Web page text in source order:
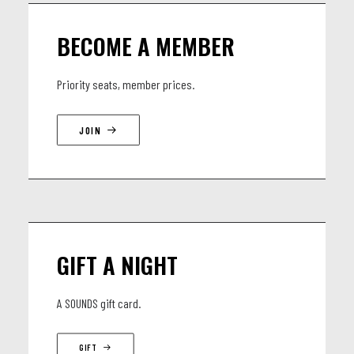
BECOME A MEMBER
Priority seats, member prices.
JOIN
GIFT A NIGHT
A SOUNDS gift card.
GIFT